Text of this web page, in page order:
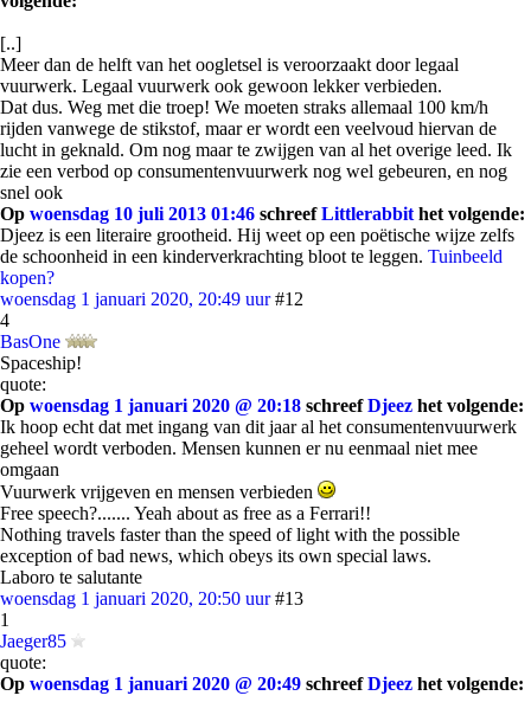
[..]
Meer dan de helft van het oogletsel is veroorzaakt door legaal
vuurwerk. Legaal vuurwerk ook gewoon lekker verbieden.
Dat dus. Weg met die troep! We moeten straks allemaal 100 km/h
rijden vanwege de stikstof, maar er wordt een veelvoud hiervan de
lucht in geknald. Om nog maar te zwijgen van al het overige leed. Ik
zie een verbod op consumentenvuurwerk nog wel gebeuren, en nog
snel ook
Op woensdag 10 juli 2013 01:46 schreefLittlerabbit het volgende:
Djeez is een literaire grootheid. Hij weet op een poëtische wijze zelfs
de schoonheid in een kinderverkrachting bloot te leggen. Tuinbeeld
kopen?
woensdag 1 januari 2020, 20:49 uur #12
4
BasOne
Spaceship!
quote:
Op woensdag 1 januari 2020 @ 20:18 schreefDjeez het volgende:
Ik hoop echt dat met ingang van dit jaar al het consumentenvuurwerk
geheel wordt verboden. Mensen kunnen er nu eenmaal niet mee
omgaan
Vuurwerk vrijgeven en mensen verbieden
Free speech?....... Yeah about as free as a Ferrari!!
Nothing travels faster than the speed of light with the possible
exception of bad news, which obeys its own special laws.
Laboro te salutante
woensdag 1 januari 2020, 20:50 uur #13
1
Jaeger85
quote:
Op woensdag 1 januari 2020 @ 20:49 schreefDjeez het volgende: